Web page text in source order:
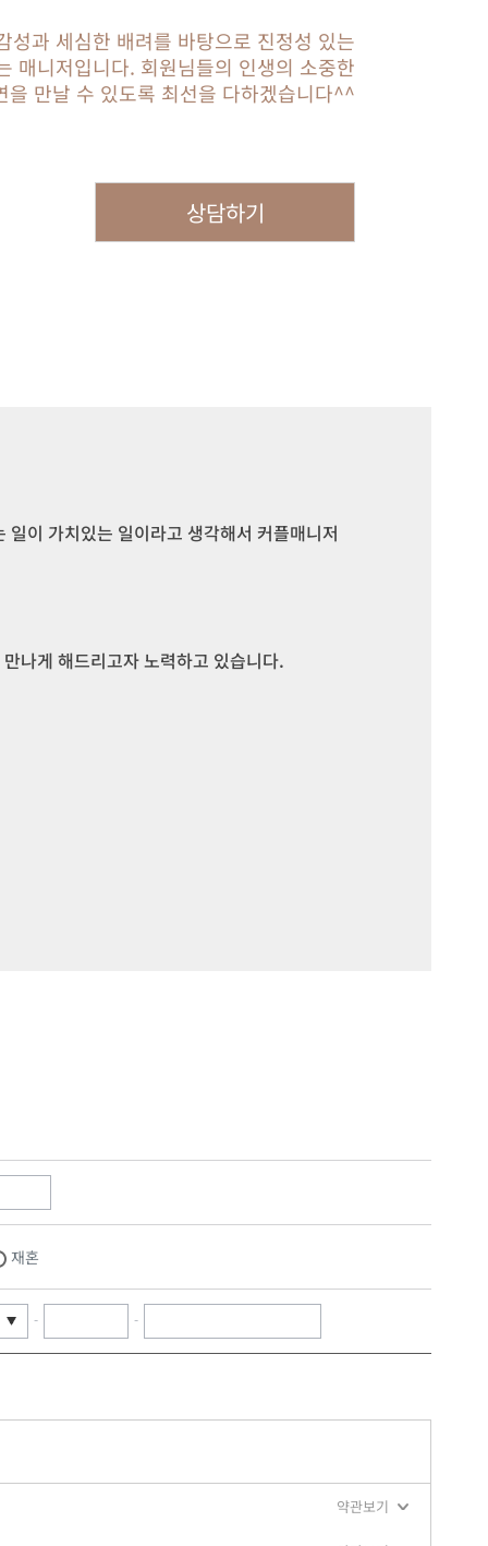
성과 세심한 배려를 바탕으로 진정성 있는
매니저입니다. 회원님들의 인생의 소중한
을 만날 수 있도록 최선을 다하겠습니다^^
상담하기
이 가치있는 일이라고 생각해서 커플매니저 일을 시작하게 되
재혼
- -
약관보기